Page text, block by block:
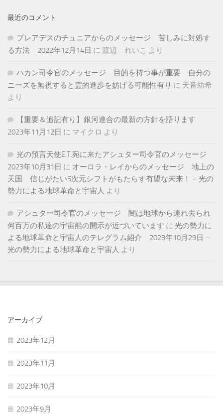
最近のコメント
プレアデスのチュニアからのメッセージ 苦しみに対処す
る方法 2022年12月14日 に 渡辺 れいこ より
ハカン司令官のメッセージ 目的を持つ事が重要 自分の
ニーズを無視すると霊的進歩を妨げる可能性有り に 天音紡希
より
【重要＆追記有り】銀河連合の最新の方針を語ります
2023年11月12日 に マイクロ より
光の預言天使E.T.宛に来たアシュター司令官のメッセージ
2023年10月31日 に オーロラ・レイからのメッセージ 地上の
天国 信じがたい5次元シフトがもたらす有望な未来！ – 光の
勢力による地球革命と宇宙人 より
アシュター司令官のメッセージ 闇は地球から連れ去られ
何百万の私達の宇宙船の開示が近づいています に 光の勢力に
よる地球革命と宇宙人のテレグラム紹介 2023年10月29日 –
光の勢力による地球革命と宇宙人 より
アーカイブ
2023年12月
2023年11月
2023年10月
2023年9月